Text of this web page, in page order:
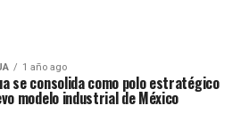
1 año ago
se consolida como polo estratégico
modelo industrial de México